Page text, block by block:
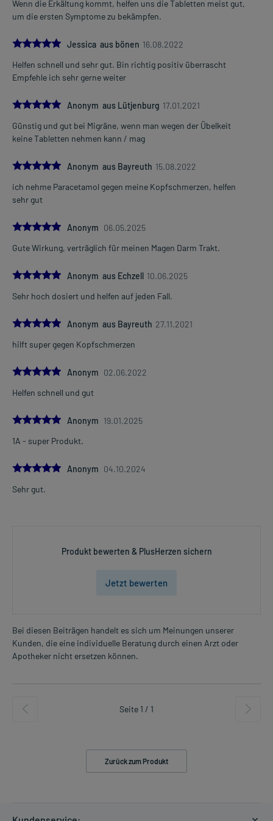
Wenn die Erkältung kommt, helfen uns die Tabletten meist gut,
um die ersten Symptome zu bekämpfen.
5.0
Jessica aus bönen 16.08.2022
Helfen schnell und sehr gut. Bin richtig positiv überrascht
Empfehle ich sehr gerne weiter
5.0Anonym aus Lütjenburg 17.01.2021
Günstig und gut bei Migräne, wenn man wegen der Übelkeit
keine Tabletten nehmen kann / mag
5.0Anonym aus Bayreuth 15.08.2022
ich nehme Paracetamol gegen meine Kopfschmerzen, helfen
sehr gut
5.0Anonym 06.05.2025
Gute Wirkung, verträglich für meinen Magen Darm Trakt.
5.0Anonym aus Echzell 10.06.2025
Sehr hoch dosiert und helfen auf jeden Fall.
5.0Anonym aus Bayreuth 27.11.2021
hilft super gegen Kopfschmerzen
5.0Anonym 02.06.2022
Helfen schnell und gut
5.0Anonym 19.01.2025
1A - super Produkt.
5.0Anonym 04.10.2024
Sehr gut.
Produkt bewerten & PlusHerzen sichern
Jetzt bewerten
Bei diesen Beiträgen handelt es sich um Meinungen unserer
Kunden, die eine individuelle Beratung durch einen Arzt oder
Apotheker nicht ersetzen können.
Seite 1 / 1
Zurück zum Produkt